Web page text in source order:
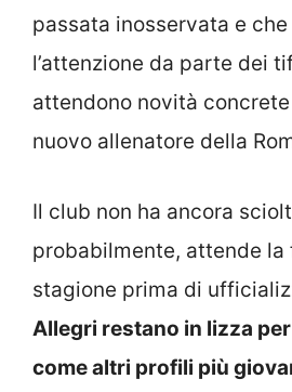
passata inosservata e
l’attenzione da parte dei
attendono novità
nuovo allenatore della
Il club non ha ancora
probabilmente, attende la
stagione prima di
Allegri restano in lizza
come altri profili più